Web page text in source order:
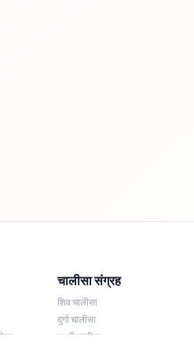
चालीसा संग्रह
शिव चालीसा
दुर्गा चालीसा
लक्ष्मी चालीसा